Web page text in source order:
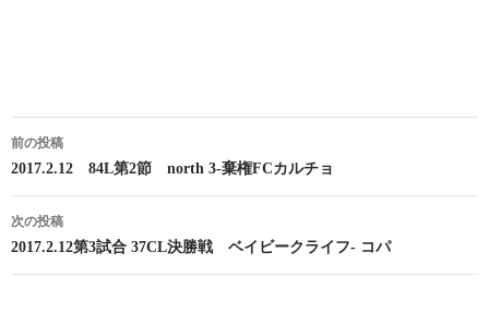
投
稿
ナ
ビ
前の投稿
2017.2.12 84L第2節 north 3-棄権FCカルチョ
次の投稿
2017.2.12第3試合 37CL決勝戦 ベイビークライフ- コパ